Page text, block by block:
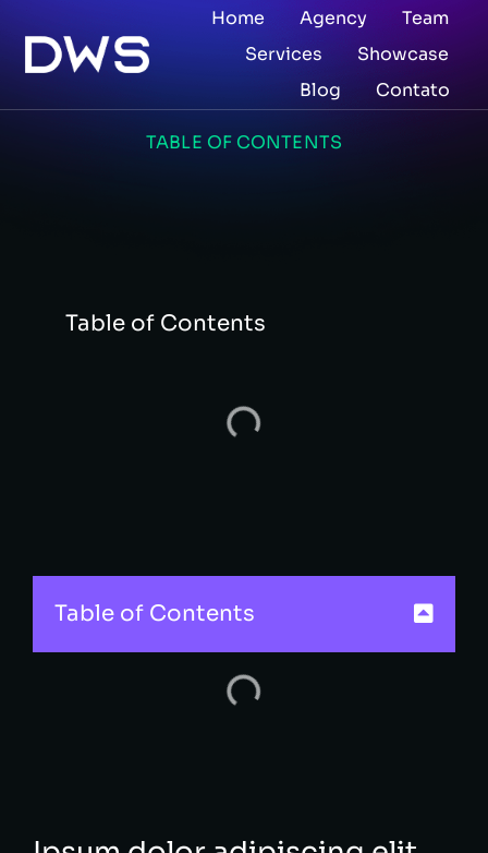
Home Agency
Team
Services
Showcase
Blog
Contato
TABLE OF CONTENTS
Table of Contents
Table of Contents